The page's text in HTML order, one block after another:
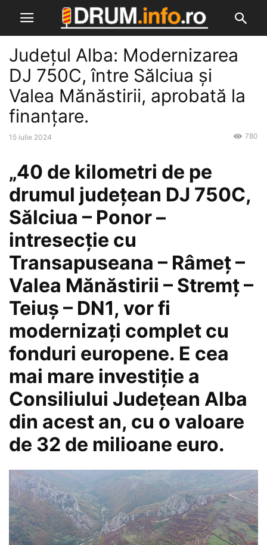
Județul Alba: Modernizarea
DJ 750C, între Sălciua și
Valea Mănăstirii, aprobată la
finanțare.
15 iulie 2024 780
„40 de kilometri de pe
drumul județean DJ 750C,
Sălciua – Ponor –
intresecție cu
Transapuseana – Râmeț –
Valea Mănăstirii – Stremț –
Teiuș – DN1, vor fi
modernizați complet cu
fonduri europene. E cea
mai mare investiție a
Consiliului Județean Alba
din acest an, cu o valoare
de 32 de milioane euro.